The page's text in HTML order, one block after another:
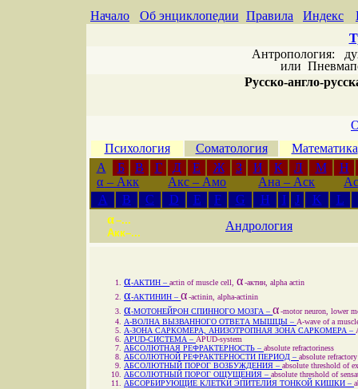
Начало Об энциклопедии Правила Индекс
Антропология:
или
Русско-англо-
Психология
Соматология
Математика
А
Б В Г Д Е Ж З И К Л М
Н
α – Акк Акс – Амо Ана – Аск
A
B C D E F G H I J K
L
α–...
Aкк–...
Андрология
α-АКТИН –actin of muscle cell,α-актин, alpha actin
α-АКТИНИН –α-actinin, alpha-actinin
α-МОТОНЕЙРОН СПИННОГО МОЗГА –α-motor neuron, lower
A-ВОЛНА ВЫЗВАННОГО ОТВЕТА МЫШЦЫ – A-wave of a
A-ЗОНА САРКОМЕРА, АНИЗОТРОПНАЯ ЗОНА САРКОМЕРА –
APUD-СИСТЕМА – APUD-system
АБСОЛЮТНАЯ РЕФРАКТЕРНОСТЬ – absolute refractoriness
АБСОЛЮТНОЙ РЕФРАКТЕРНОСТИ ПЕРИОД – absolute
АБСОЛЮТНЫЙ ПОРОГ ВОЗБУЖДЕНИЯ – absolute threshold of
АБСОЛЮТНЫЙ ПОРОГ ОЩУЩЕНИЯ – absolute threshold of
АБСОРБИРУЮЩИЕ КЛЕТКИ ЭПИТЕЛИЯ ТОНКОЙ КИШКИ –